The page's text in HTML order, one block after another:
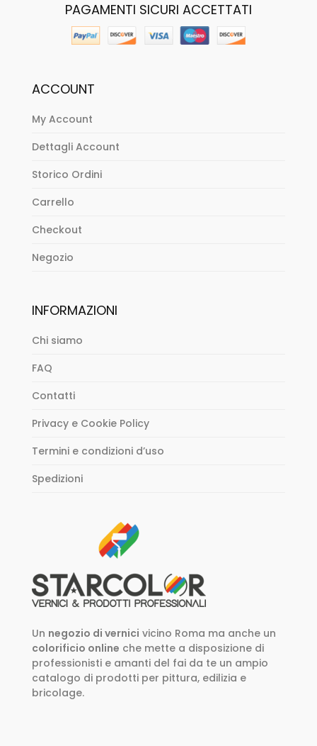
PAGAMENTI SICURI ACCETTATI
ACCOUNT
My Account
Dettagli Account
Storico Ordini
Carrello
Checkout
Negozio
INFORMAZIONI
Chi siamo
FAQ
Contatti
Privacy e Cookie Policy
Termini e condizioni d’uso
Spedizioni
Un negozio di vernici vicino Roma ma anche un
colorificio online che mette a disposizione di
professionisti e amanti del fai da te un ampio
catalogo di prodotti per pittura, edilizia e
bricolage.